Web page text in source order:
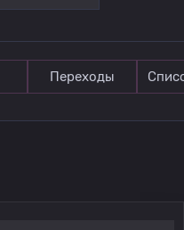
Переходы